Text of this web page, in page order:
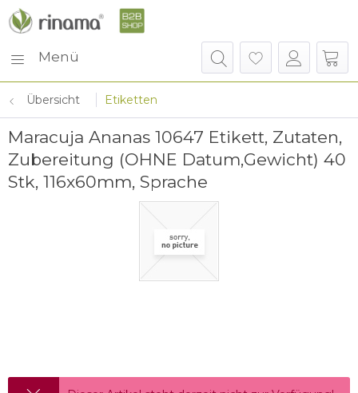
Menü
Übersicht Etiketten
Maracuja Ananas 10647 Etikett, Zutaten,
Zubereitung (OHNE Datum,Gewicht) 40
Stk, 116x60mm, Sprache